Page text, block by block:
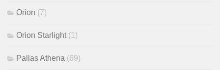
Orion (7)
Orion Starlight (1)
Pallas Athena (69)